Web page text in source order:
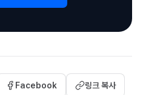
Facebook 링크 복사